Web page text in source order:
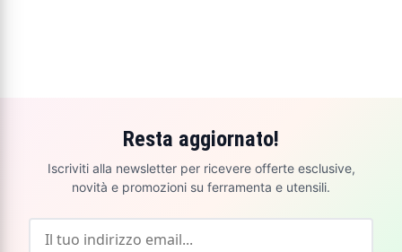
Resta aggiornato!
Iscriviti alla newsletter per ricevere offerte esclusive,
novità e promozioni su ferramenta e utensili.